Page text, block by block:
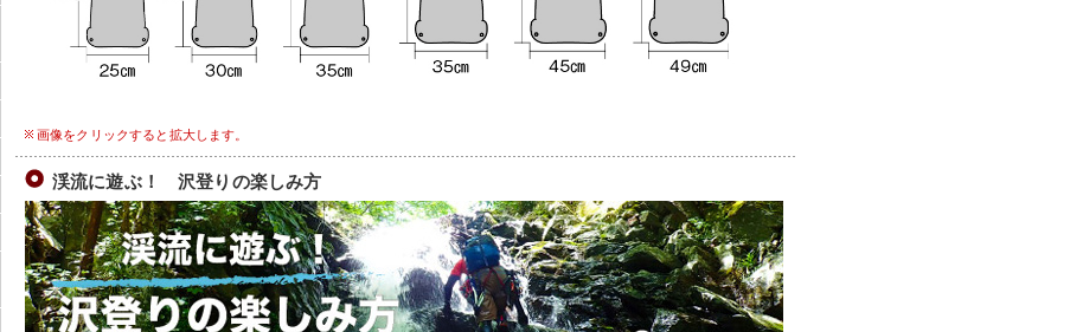
画像をクリックすると拡大します。
渓流に遊ぶ！ 沢登りの楽しみ方